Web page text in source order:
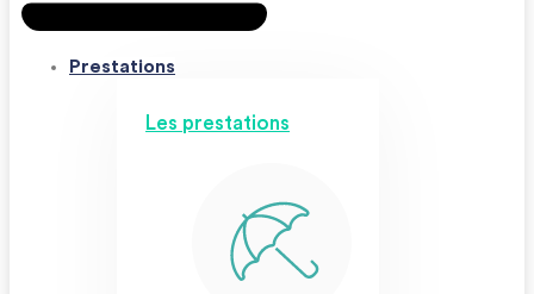
Prestations
Les prestations